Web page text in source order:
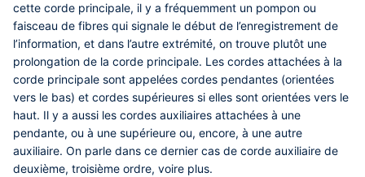
cette corde principale, il y a fréquemment un pompon ou
faisceau de fibres qui signale le début de l’enregistrement de
l’information, et dans l’autre extrémité, on trouve plutôt une
prolongation de la corde principale. Les cordes attachées à la
corde principale sont appelées cordes pendantes (orientées
vers le bas) et cordes supérieures si elles sont orientées vers le
haut. Il y a aussi les cordes auxiliaires attachées à une
pendante, ou à une supérieure ou, encore, à une autre
auxiliaire. On parle dans ce dernier cas de corde auxiliaire de
deuxième, troisième ordre, voire plus.